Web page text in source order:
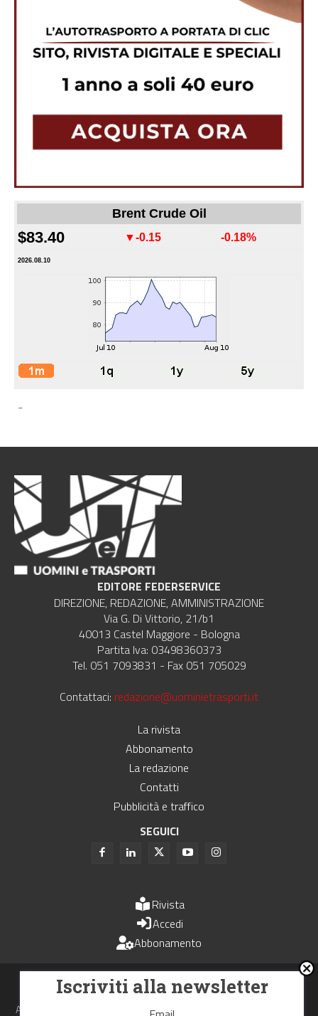
Brent Crude Oil
$83.40 ▼-0.15 -0.18%
2026.08.10
-
EDITORE FEDERSERVICE
DIREZIONE, REDAZIONE, AMMINISTRAZIONE
Via G. Di Vittorio, 21/b1
40013 Castel Maggiore - Bologna
Partita Iva: 03498360373
Tel. 051 7093831 - Fax 051 705029
Contattaci: redazione@uominietrasporti.it
La rivista
Abbonamento
La redazione
Contatti
Pubblicità e traffico
SEGUICI
Rivista
Accedi
Abbonamento
Uomini e Trasporti è un periodico associato all'Unione Stampa
Periodica Italiana - USPI
Autorizzazione del Tribunale di Bologna N.4993 del 15 giugno 1982
Iscriviti alla newsletter